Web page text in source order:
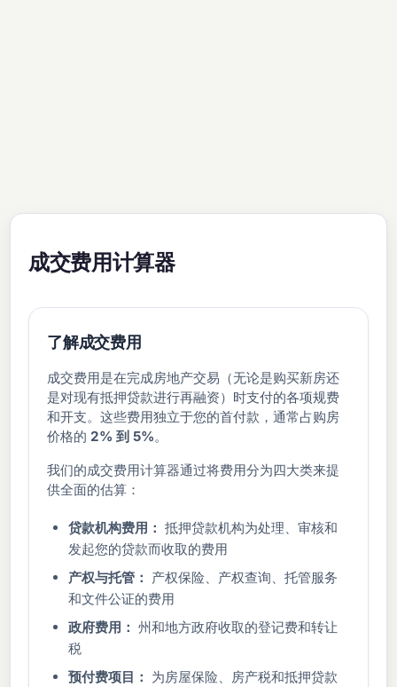
成交费用计算器
了解成交费用
成交费用是在完成房地产交易（无论是购买新房还
是对现有抵押贷款进行再融资）时支付的各项规费
和开支。这些费用独立于您的首付款，通常占购房
价格的 2% 到 5%。
我们的成交费用计算器通过将费用分为四大类来提
供全面的估算：
贷款机构费用： 抵押贷款机构为处理、审核和
发起您的贷款而收取的费用
产权与托管： 产权保险、产权查询、托管服务
和文件公证的费用
政府费用： 州和地方政府收取的登记费和转让
税
预付费项目： 为房屋保险、房产税和抵押贷款